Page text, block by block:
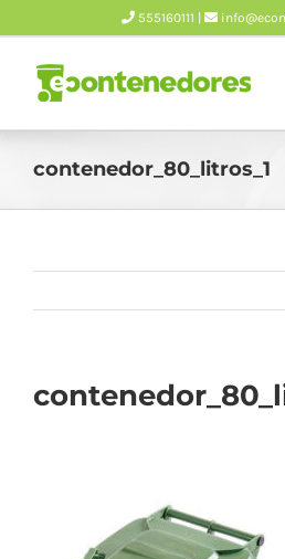
content
555160111 |
contenedor_80_litros_1